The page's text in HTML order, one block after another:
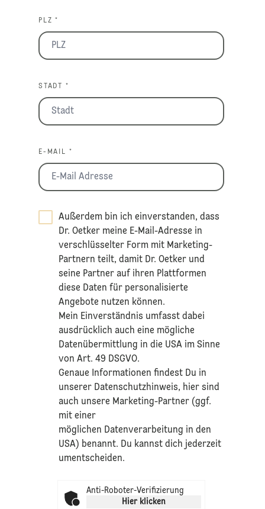
PLZ *
STADT *
E-MAIL *
Außerdem bin ich einverstanden, dass
Dr. Oetker meine E-Mail-Adresse in
verschlüsselter Form mit Marketing-
Partnern teilt, damit Dr. Oetker und
seine Partner auf ihren Plattformen
diese Daten für personalisierte
Angebote nutzen können.
Mein Einverständnis umfasst dabei
ausdrücklich auch eine mögliche
Datenübermittlung in die USA im Sinne
von Art. 49 DSGVO.​
​Genaue Informationen findest Du in
unserer Datenschutzhinweis, hier sind
auch unsere Marketing-Partner (ggf.
mit einer
möglichen Datenverarbeitung in den
USA) benannt. Du kannst dich jederzeit
umentscheiden.
Anti-Roboter-Verifizierung
Hier klicken